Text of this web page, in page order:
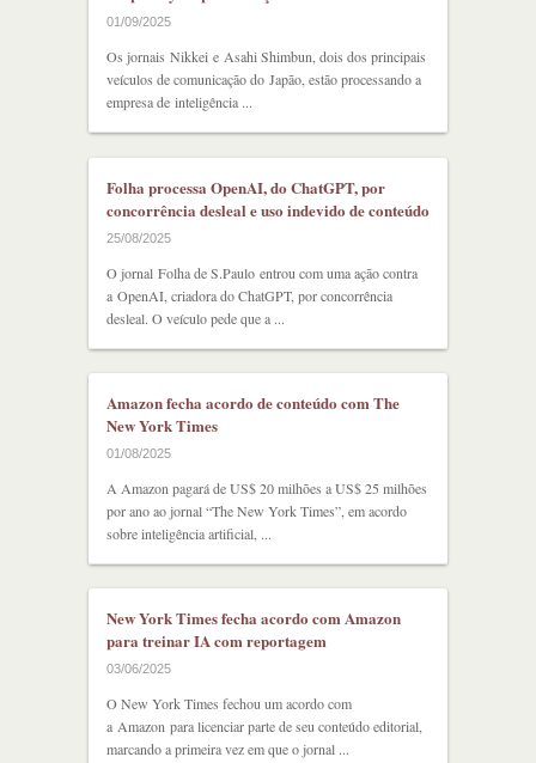
01/09/2025
Os jornais Nikkei e Asahi Shimbun, dois dos principais
veículos de comunicação do Japão, estão processando a
empresa de inteligência ...
Folha processa OpenAI, do ChatGPT, por
concorrência desleal e uso indevido de conteúdo
25/08/2025
O jornal Folha de S.Paulo entrou com uma ação contra
a OpenAI, criadora do ChatGPT, por concorrência
desleal. O veículo pede que a ...
Amazon fecha acordo de conteúdo com The
New York Times
01/08/2025
A Amazon pagará de US$ 20 milhões a US$ 25 milhões
por ano ao jornal “The New York Times”, em acordo
sobre inteligência artificial, ...
New York Times fecha acordo com Amazon
para treinar IA com reportagem
03/06/2025
O New York Times fechou um acordo com
a Amazon para licenciar parte de seu conteúdo editorial,
marcando a primeira vez em que o jornal ...